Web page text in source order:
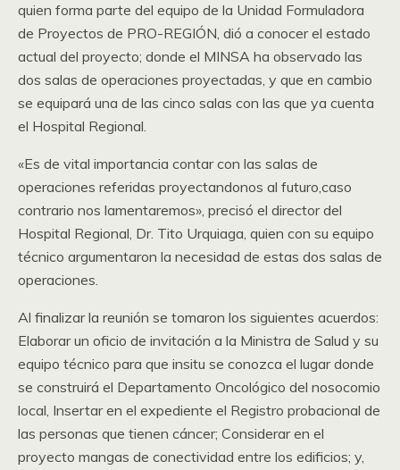
quien forma parte del equipo de la Unidad Formuladora
de Proyectos de PRO-REGIÓN, dió a conocer el estado
actual del proyecto; donde el MINSA ha observado las
dos salas de operaciones proyectadas, y que en cambio
se equipará una de las cinco salas con las que ya cuenta
el Hospital Regional.
«Es de vital importancia contar con las salas de
operaciones referidas proyectandonos al futuro,caso
contrario nos lamentaremos», precisó el director del
Hospital Regional, Dr. Tito Urquiaga, quien con su equipo
técnico argumentaron la necesidad de estas dos salas de
operaciones.
Al finalizar la reunión se tomaron los siguientes acuerdos:
Elaborar un oficio de invitación a la Ministra de Salud y su
equipo técnico para que insitu se conozca el lugar donde
se construirá el Departamento Oncológico del nosocomio
local, Insertar en el expediente el Registro probacional de
las personas que tienen cáncer; Considerar en el
proyecto mangas de conectividad entre los edificios; y,